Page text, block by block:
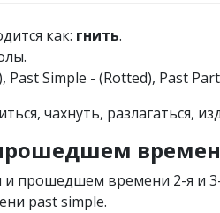
как: гнить.
Past Simple - (Rotted), Past
чахнуть, разлагаться,
и прошедшем времени 2-я и
past simple.